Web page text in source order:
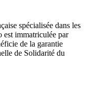
spécialisée dans les
est immatriculée par
de la garantie
de Solidarité du